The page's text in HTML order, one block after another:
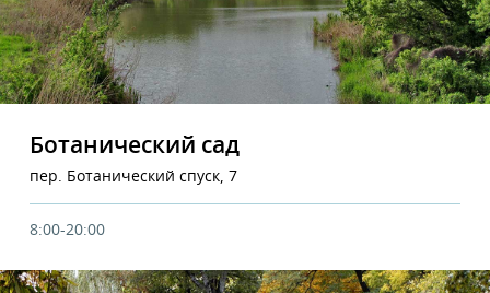
Ботанический сад
пер. Ботанический спуск, 7
8:00-20:00